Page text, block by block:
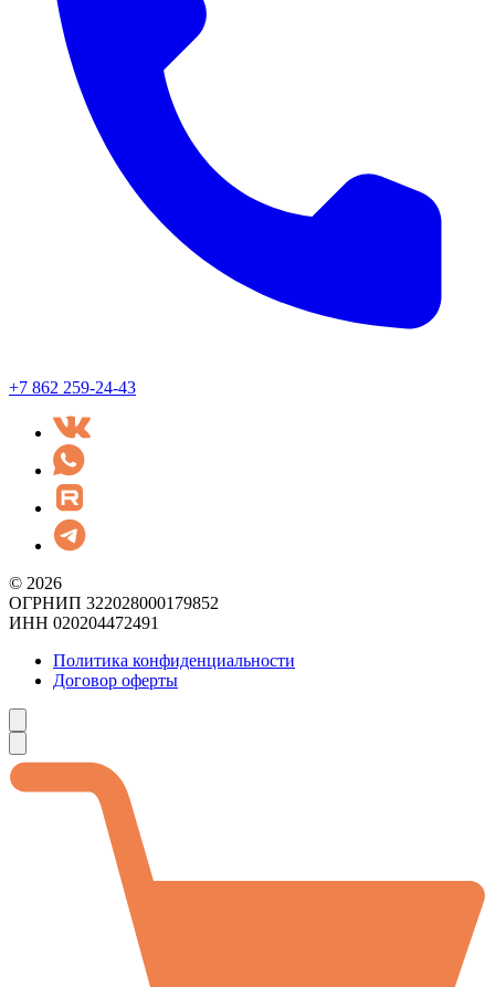
+7 862 259-24-43
© 2026
ОГРНИП 322028000179852
ИНН 020204472491
Политика конфиденциальности
Договор оферты